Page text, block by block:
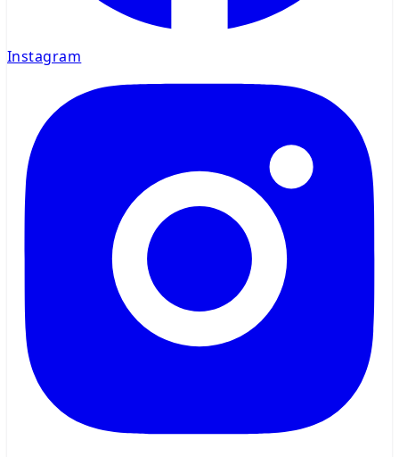
Instagram